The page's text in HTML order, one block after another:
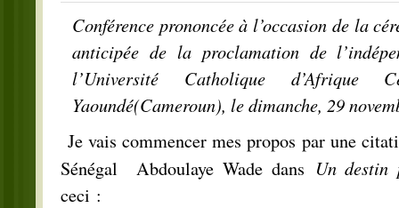
Conférence prononcée à l’occasion de la
anticipée de la proclamation de
l’Université Catholique d’Afrique
Yaoundé(Cameroun), le dimanche, 29
Je vais commencer mes propos par une
Sénégal Abdoulaye Wade dans Un
ceci :